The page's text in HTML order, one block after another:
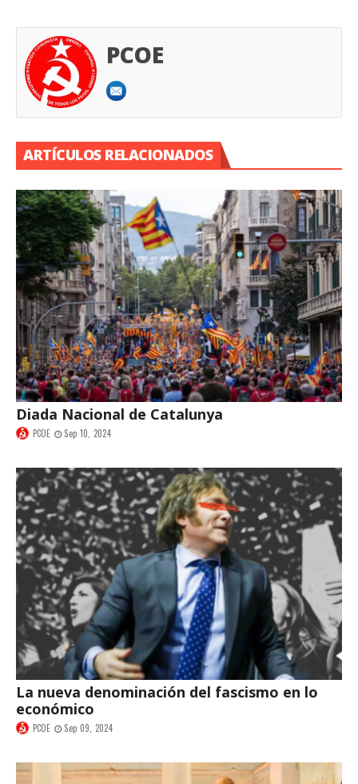
PCOE
ARTÍCULOS RELACIONADOS
Diada Nacional de Catalunya
PCOE Sep 10, 2024
La nueva denominación del fascismo en lo
económico
PCOE Sep 09, 2024